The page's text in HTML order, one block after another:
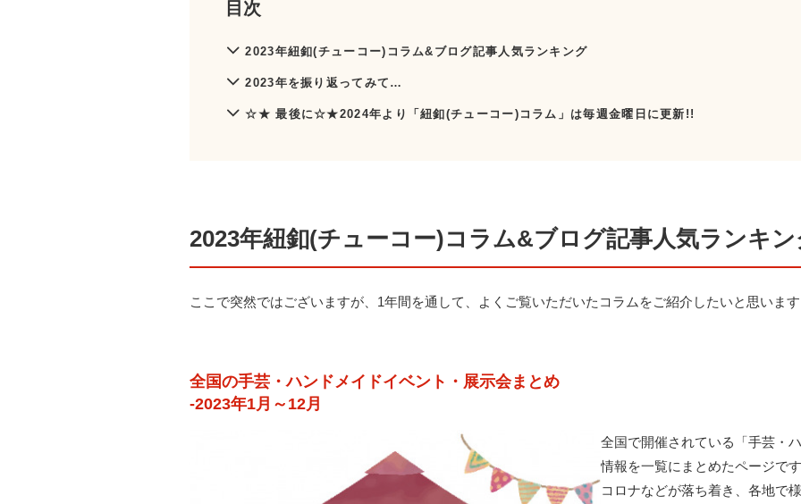
目次
2023年紐釦(チューコー)コラム&ブログ記事人気ランキング
2023年を振り返ってみて…
☆★ 最後に☆★2024年より「紐釦(チューコー)コラム」は毎週金曜日に更新!!
2023年紐釦(チューコー)コラム&ブログ記事人気ランキ
ここで突然ではございますが、1年間を通して、よくご覧いただいたコラムをご紹介したいと思いま
全国の手芸・ハンドメイドイベント・展示会まとめ
-2023年1月～12月
全国で開催されている「手芸・
情報を一覧にまとめたページで
コロナなどが落ち着き、各地で